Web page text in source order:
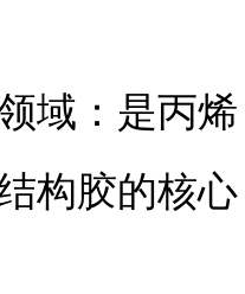
域：是丙烯
构胶的核心